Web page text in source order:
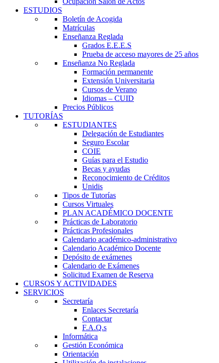
ESTUDIOS
Boletín de Acogida
Matrículas
Enseñanza Reglada
Grados E.E.E.S
Prueba de acceso mayores de 25 años
Enseñanza No Reglada
Formación permanente
Extensión Universitaria
Cursos de Verano
Idiomas – CUID
Precios Públicos
TUTORÍAS
ESTUDIANTES
Delegación de Estudiantes
Seguro Escolar
COIE
Guías para el Estudio
Becas y ayudas
Reconocimiento de Créditos
Unidis
Tipos de Tutorías
Cursos Virtuales
PLAN ACADÉMICO DOCENTE
Prácticas de Laboratorio
Prácticas Profesionales
Calendario académico-administrativo
Calendario Académico Docente
Depósito de exámenes
Calendario de Exámenes
Solicitud Examen de Reserva
CURSOS Y ACTIVIDADES
SERVICIOS
Secretaría
Enlaces Secretaría
Contactar
F.A.Q.s
Informática
Gestión Económica
Orientación